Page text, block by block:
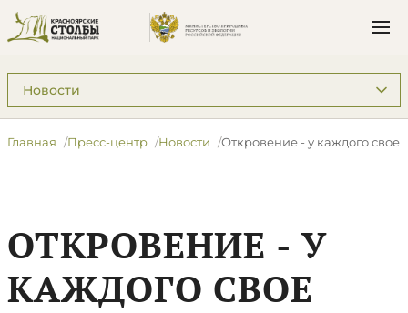
Подразделы: Пресс-центр
Главная Пресс-центр Новости Откровение - у каждого свое
ОТКРОВЕНИЕ - У
КАЖДОГО СВОЕ